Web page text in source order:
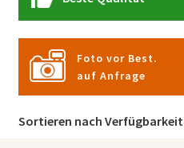
Foto vor Best.
auf Anfrage
Sortieren nach Verfügbarkeit